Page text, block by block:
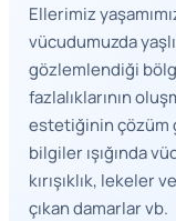
Ellerimiz
vücudumuzda
gözlemlendiği
fazlalıklarının
estetiğinin çözüm
bilgiler ışığında
kırışıklık, lekeler
çıkan damarlar vb.